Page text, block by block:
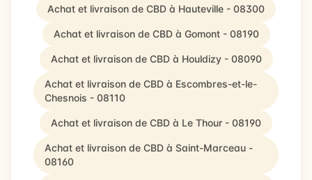
Achat et livraison de CBD à Hauteville - 08300
Achat et livraison de CBD à Gomont - 08190
Achat et livraison de CBD à Houldizy - 08090
Achat et livraison de CBD à Escombres-et-le-
Chesnois - 08110
Achat et livraison de CBD à Le Thour - 08190
Achat et livraison de CBD à Saint-Marceau -
08160